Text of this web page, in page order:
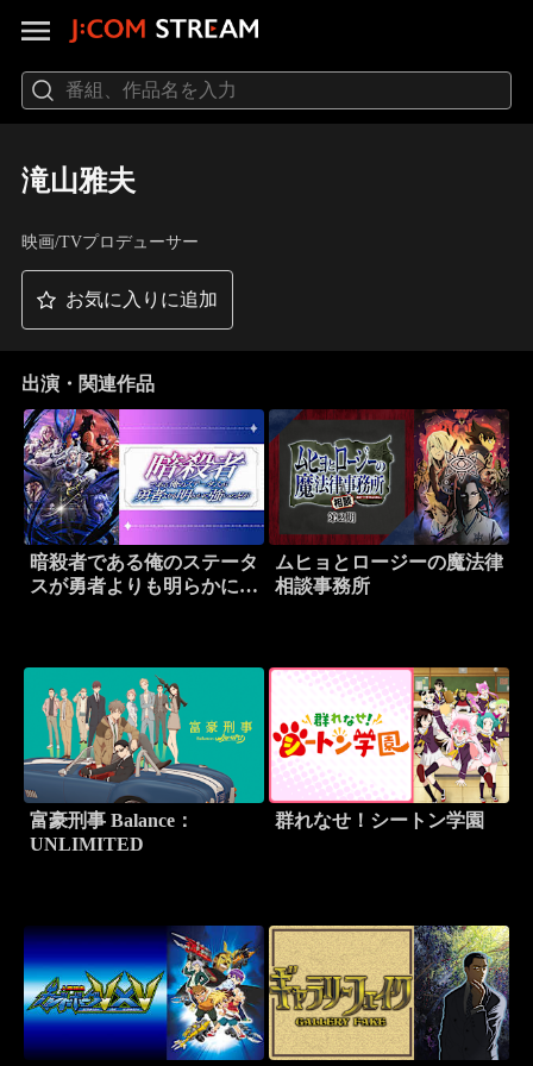
滝山雅夫
映画/TVプロデューサー
お気に入りに追加
出演・関連作品
暗殺者である俺のステータ
スが勇者よりも明らかに強
ムヒョとロージーの魔法律
相談事務所
富豪刑事 Balance：
UNLIMITED
群れなせ！シートン学園